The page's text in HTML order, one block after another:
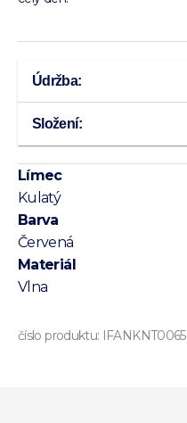
Údržba:
Složení:
Límec
Kulatý
Barva
Červená
Materiál
Vlna
číslo produktu: IFANKNT0065